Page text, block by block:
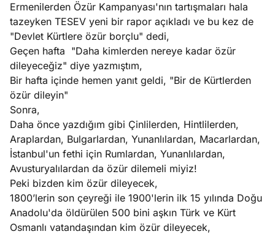
Ağustos
5, 2026
stok
caiz
Köşe
Yazıları
Spor
Ermenilerden Özür Kampanyası'nın tartışmaları hala
tazeyken TESEV yeni bir rapor açıkladı ve bu kez de
"Devlet Kürtlere özür borçlu" dedi,
Geçen hafta "Daha kimlerden nereye kadar özür
dileyeceğiz" diye yazmıştım,
Bir hafta içinde hemen yanıt geldi, "Bir de Kürtlerden
özür dileyin"
Sonra,
Daha önce yazdığım gibi Çinlilerden, Hintlilerden,
Araplardan, Bulgarlardan, Yunanlılardan, Macarlardan,
İstanbul'un fethi için Rumlardan, Yunanlılardan,
Avusturyalılardan da özür dilemeli miyiz!
Peki bizden kim özür dileyecek,
1800’lerin son çeyreği ile 1900'lerin ilk 15 yılında Doğu
Anadolu'da öldürülen 500 bini aşkın Türk ve Kürt
Osmanlı vatandaşından kim özür dileyecek,